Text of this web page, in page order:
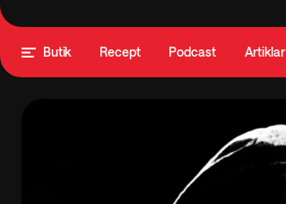
Butik Recept Podcast Artiklar